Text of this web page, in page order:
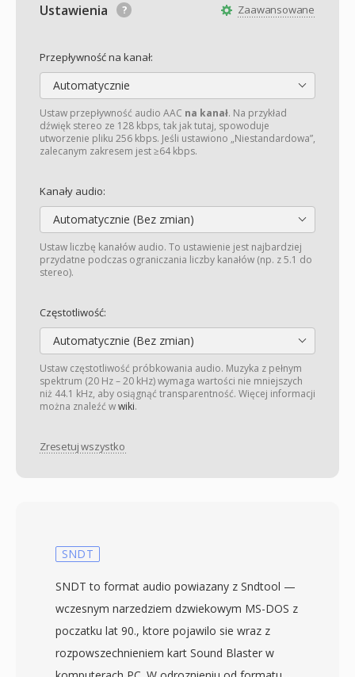
Zaawansowane
Ustawienia
Przepływność na kanał:
Automatycznie
Ustaw przepływność audio AAC na kanał. Na przykład
dźwięk stereo ze 128 kbps, tak jak tutaj, spowoduje
utworzenie pliku 256 kbps. Jeśli ustawiono „Niestandardowa”,
zalecanym zakresem jest ≥64 kbps.
Kanały audio:
Automatycznie (Bez zmian)
Ustaw liczbę kanałów audio. To ustawienie jest najbardziej
przydatne podczas ograniczania liczby kanałów (np. z 5.1 do
stereo).
Częstotliwość:
Automatycznie (Bez zmian)
Ustaw częstotliwość próbkowania audio. Muzyka z pełnym
spektrum (20 Hz – 20 kHz) wymaga wartości nie mniejszych
niż 44.1 kHz, aby osiągnąć transparentność. Więcej informacji
można znaleźć wwiki.
Zresetuj wszystko
SNDT
SNDT to format audio powiazany z Sndtool —
wczesnym narzedziem dzwiekowym MS-DOS z
poczatku lat 90., ktore pojawilo sie wraz z
rozpowszechnieniem kart Sound Blaster w